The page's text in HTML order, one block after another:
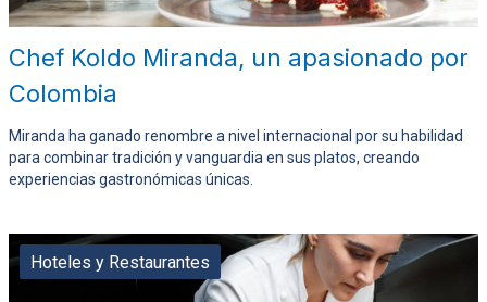
Chef Koldo Miranda, un apasionado por
Colombia
Miranda ha ganado renombre a nivel internacional por su habilidad
para combinar tradición y vanguardia en sus platos, creando
experiencias gastronómicas únicas.
Hoteles y Restaurantes